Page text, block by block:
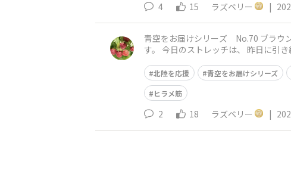
4 15 ラズベリー |
青空をお届けシリーズ No.70 ブラウンわんこと一緒に💚 おはようございます😃 神戸は晴れ
す。 今日のストレッチは、 昨日に引き続きスクワットです。 足を腰幅より少し広めに開き、つま先と膝は少し外に同じ向きにします。 下腹を引
北陸を応援 青空をお届けシリーズ
ヒラメ筋
2 18 ラズベリー |